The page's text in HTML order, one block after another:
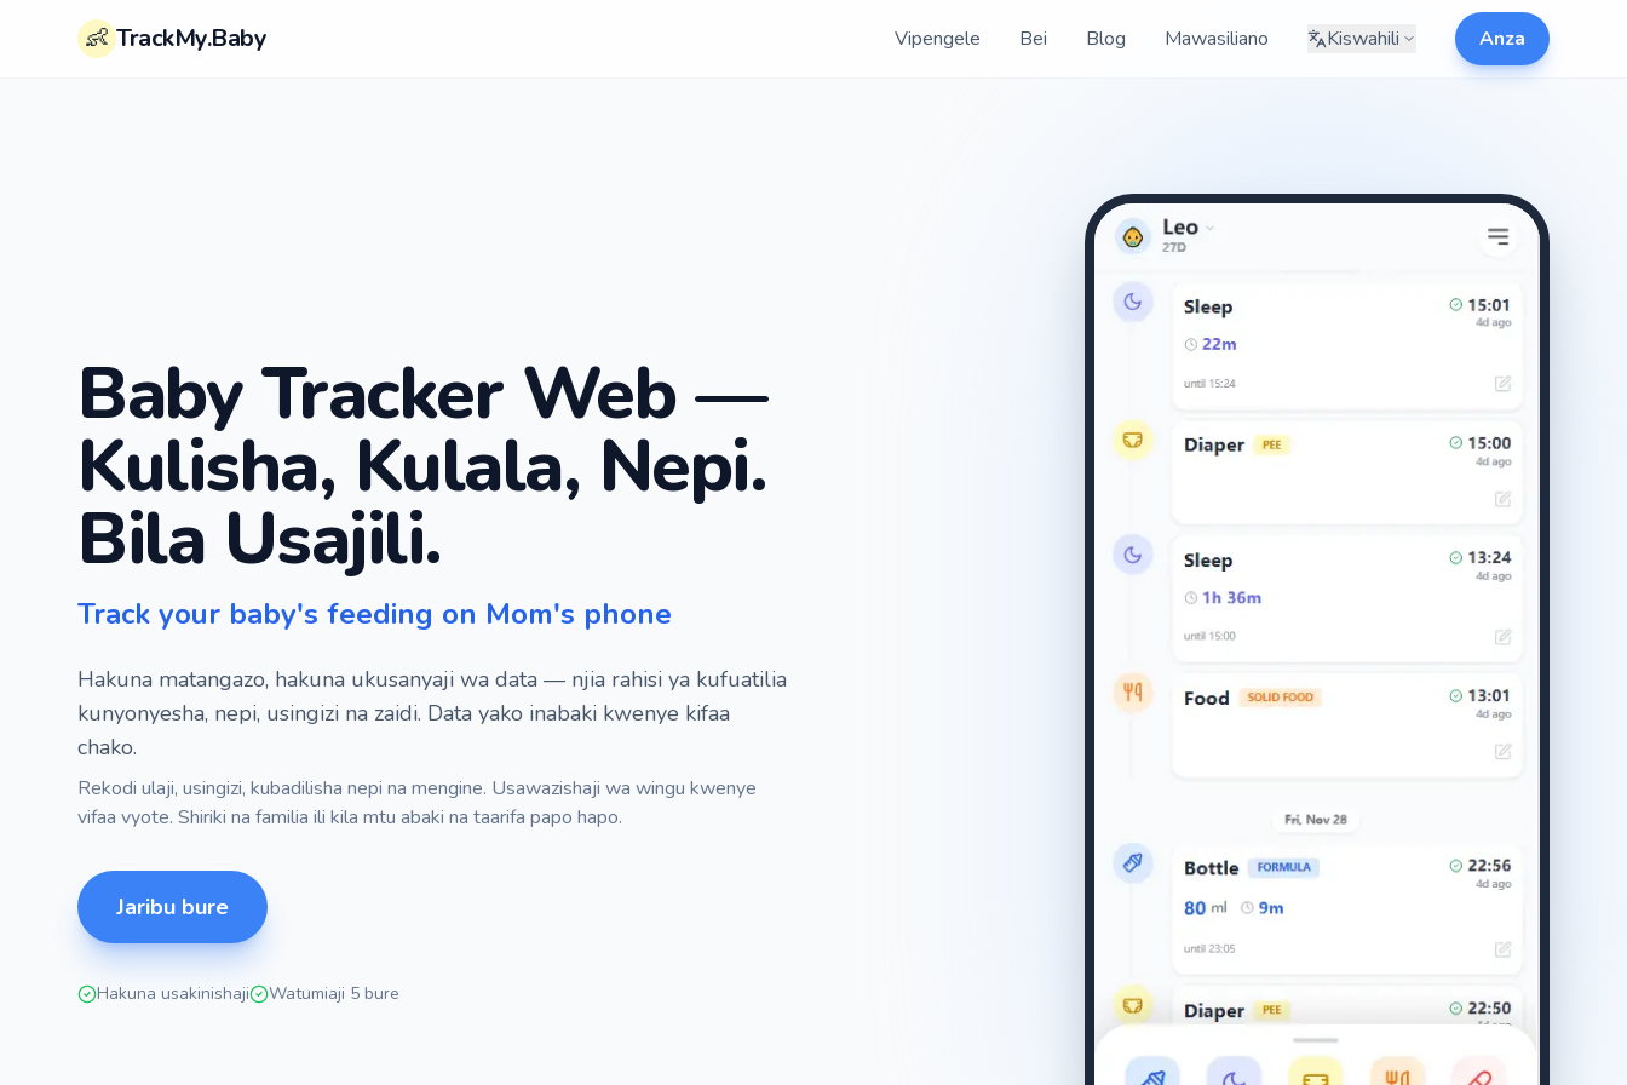
👶 TrackMy.Baby Vipengele Bei Blog Mawasiliano Kiswahili Anza
Baby Tracker Web —
Kulisha, Kulala, Nepi.
Bila Usajili.
Track your baby's feeding on Mom's phone
Hakuna matangazo, hakuna ukusanyaji wa data — njia rahisi ya kufuatilia
kunyonyesha, nepi, usingizi na zaidi. Data yako inabaki kwenye kifaa
chako.
Rekodi ulaji, usingizi, kubadilisha nepi na mengine. Usawazishaji wa wingu kwenye
vifaa vyote. Shiriki na familia ili kila mtu abaki na taarifa papo hapo.
Jaribu bure
Hakuna usakinishaji Watumiaji 5 bure